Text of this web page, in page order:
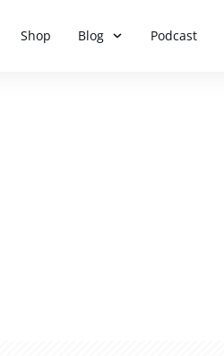
Shop Blog Podcast